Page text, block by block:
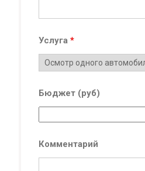
Услуга *
Бюджет (руб)
Комментарий